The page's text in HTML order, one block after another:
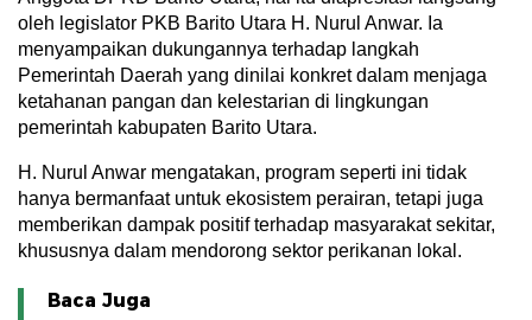
oleh legislator PKB Barito Utara H. Nurul Anwar. Ia
menyampaikan dukungannya terhadap langkah
Pemerintah Daerah yang dinilai konkret dalam menjaga
ketahanan pangan dan kelestarian di lingkungan
pemerintah kabupaten Barito Utara.
H. Nurul Anwar mengatakan, program seperti ini tidak
hanya bermanfaat untuk ekosistem perairan, tetapi juga
memberikan dampak positif terhadap masyarakat sekitar,
khususnya dalam mendorong sektor perikanan lokal.
Baca Juga